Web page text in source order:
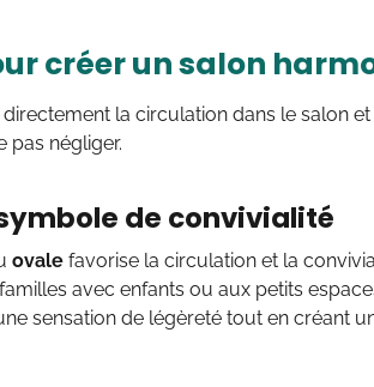
créer un salon
la circulation dans le salon et
pas négliger.
de convivialité
ovale favorise la circulation et la
avec enfants ou aux petits
sensation de légèreté tout en créant